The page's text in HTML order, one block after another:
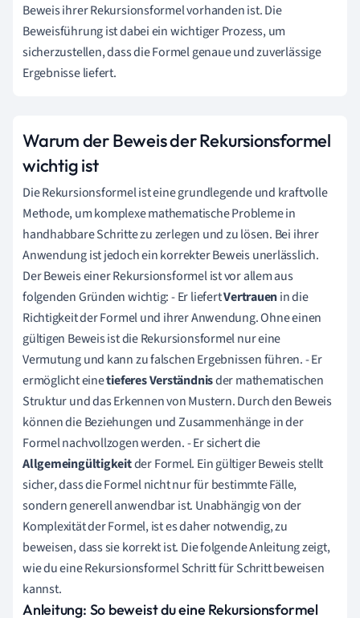
Beweis ihrer Rekursionsformel vorhanden ist. Die
Beweisführung ist dabei ein wichtiger Prozess, um
sicherzustellen, dass die Formel genaue und zuverlässige
Ergebnisse liefert.
Warum der Beweis der Rekursionsformel
wichtig ist
Die Rekursionsformel ist eine grundlegende und kraftvolle
Methode, um komplexe mathematische Probleme in
handhabbare Schritte zu zerlegen und zu lösen. Bei ihrer
Anwendung ist jedoch ein korrekter Beweis unerlässlich.
Der Beweis einer Rekursionsformel ist vor allem aus
folgenden Gründen wichtig: - Er liefertVertrauenin die
Richtigkeit der Formel und ihrer Anwendung. Ohne einen
gültigen Beweis ist die Rekursionsformel nur eine
Vermutung und kann zu falschen Ergebnissen führen. - Er
ermöglicht einetieferes Verständnisder mathematischen
Struktur und das Erkennen von Mustern. Durch den Beweis
können die Beziehungen und Zusammenhänge in der
Formel nachvollzogen werden. - Er sichert die
Allgemeingültigkeitder Formel. Ein gültiger Beweis stellt
sicher, dass die Formel nicht nur für bestimmte Fälle,
sondern generell anwendbar ist. Unabhängig von der
Komplexität der Formel, ist es daher notwendig, zu
beweisen, dass sie korrekt ist. Die folgende Anleitung zeigt,
wie du eine Rekursionsformel Schritt für Schritt beweisen
kannst.
Anleitung: So beweist du eine Rekursionsformel